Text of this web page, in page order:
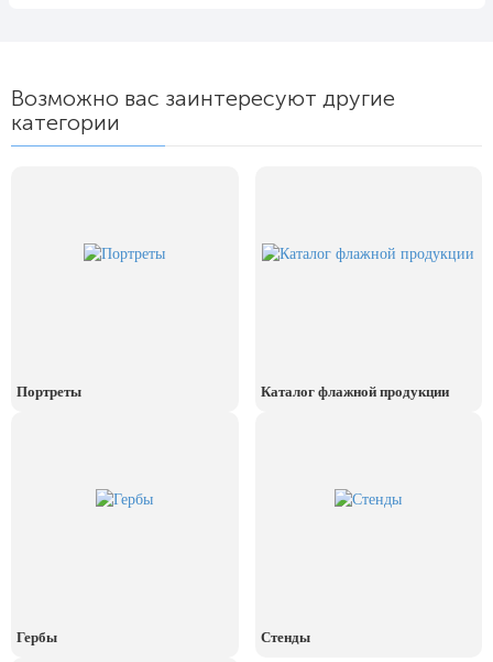
Возможно вас заинтересуют другие
категории
Портреты Каталог флажной продукции
Гербы Стенды